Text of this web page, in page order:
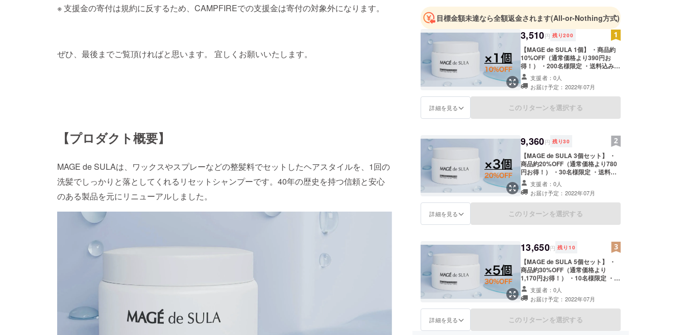
※ 支援金の寄付は規約に反するため、CAMPFIREでの支援金は寄付の対象外になります。
ぜひ、最後までご覧頂ければと思います。 宜しくお願いいたします。
【プロダクト概要】
MAGE de SULAは、ワックスやスプレーなどの整髪料でセットしたヘアスタイルを、1回の
洗髪でしっかりと落としてくれるリセットシャンプーです。40年の歴史を持つ信頼と安心
のある製品を元にリニューアルしました。
目標金額未達なら全額返金されます(All-or-Nothing方式)
3,510円 残り200
【MAGE de SULA 1個】 ・商品約
10%OFF（通常価格より390円お
得！） ・200名様限定 ・送料込み ※
通常価格は3,900円（送料込み）で
す。 ※離島・海外への発送は別途料
金が発生いたします。 ※こちらのリ
ターンはなくなり次第終了とさせて
頂きます。 ※新型コロナウイルスの
支援者：0人
お届け予定：2022年07月
詳細を見る このリターンを選択する
9,360円 残り30
【MAGE de SULA 3個セット】 ・
商品約20%OFF（通常価格より780
円お得！） ・30名様限定 ・送料込
み ※通常価格は3,900円（送料込
み）です。 ※離島・海外への発送は
別途料金が発生いたします。 ※こち
らのリターンはなくなり次第終了と
させて頂きます。 ※新型コロナウイ
支援者：0人
お届け予定：2022年07月
詳細を見る このリターンを選択する
13,650円 残り 10
【MAGE de SULA 5個セット】 ・
商品約30%OFF（通常価格より
1,170円お得！） ・10名様限定 ・送
料込み ※通常価格は3,900円（送料
込み）です。 ※離島・海外への発送
は別途料金が発生いたします。 ※こ
ちらのリターンはなくなり次第終了
とさせて頂きます。 ※新型コロナウ
支援者：0人
お届け予定：2022年07月
詳細を見る このリターンを選択する